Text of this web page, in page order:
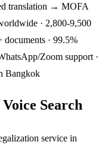
translation → MOFA
· 2,800-9,500
documents · 99.5%
Zoom support ·
Bangkok
Search
service in